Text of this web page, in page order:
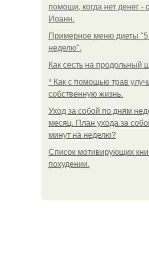
помощи, когда нет денег -
Иоанн.
Примерное меню диеты "5
неделю".
Как сесть на продольный
* Как с помощью трав
собственную жизнь.
Уход за собой по дням
месяц. План ухода за
минут на неделю?
Список мотивирующих
похудении.